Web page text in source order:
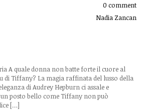
0 comment
Nadia Zancan
A quale donna non batte forte il cuore al
di Tiffany? La magia raffinata del lusso della
di Audrey Hepburn ci assale e
posto bello come Tiffany non può
[…]